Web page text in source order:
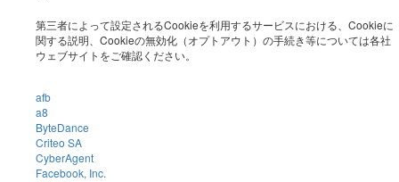
第三者によって設定されるCookieを利用するサービスにおける、Cookieに
関する説明、Cookieの無効化（オプトアウト）の手続き等については各社
ウェブサイトをご確認ください。
afb
a8
ByteDance
Criteo SA
CyberAgent
Facebook, Inc.